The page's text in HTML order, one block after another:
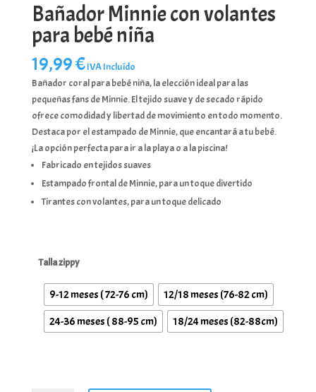
Bañador Minnie con volantes
para bebé niña
19,99€IVA Incluído
Bañador coral para bebé niña, la elección ideal para las
pequeñas fans de Minnie. El tejido suave y de secado rápido
ofrece comodidad y libertad de movimiento en todo momento.
Destaca por el estampado de Minnie, que encantará a tu bebé.
¡La opción perfecta para ir a la playa o a la piscina!
Fabricado en tejidos suaves
Estampado frontal de Minnie, para un toque divertido
Tirantes con volantes, para un toque delicado
Talla zippy
9-12 meses ( 72-76 cm)
12/18 meses (76-82 cm)
24-36 meses ( 88-95 cm)
18/24 meses (82-88cm)